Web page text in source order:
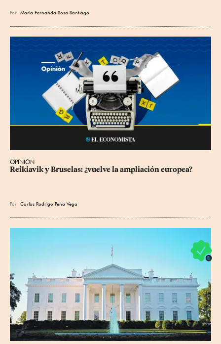
Por María Fernanda Sosa Santiago
OPINIÓN
Reikiavik y Bruselas: ¿vuelve la ampliación europea?
Por Carlos Rodrigo Peña Vega